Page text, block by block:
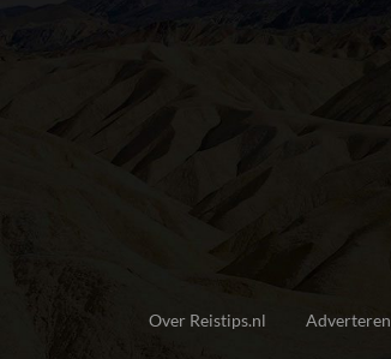
Over Reistips.nl Adverteren